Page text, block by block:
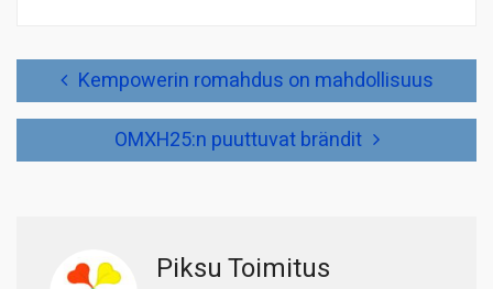
ArtikkelienKempowerin romahdus on mahdollisuus
OMXH25:n puuttuvat brändit
Piksu Toimitus